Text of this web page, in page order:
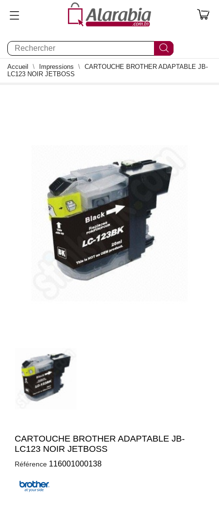
0
Accueil Impressions
CARTOUCHE BROTHER ADAPTABLE JB-
LC123 NOIR JETBOSS
CARTOUCHE BROTHER ADAPTABLE JB-
LC123 NOIR JETBOSS
Référence 116001000138